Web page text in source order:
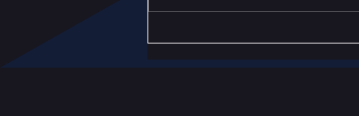
Torneo Selectivo Nacional - Clash
Royale Open - Femenino 2026